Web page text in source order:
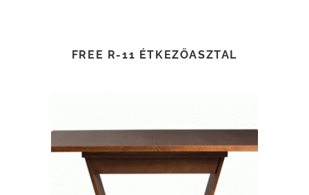
FREE R-11 ÉTKEZŐASZTAL